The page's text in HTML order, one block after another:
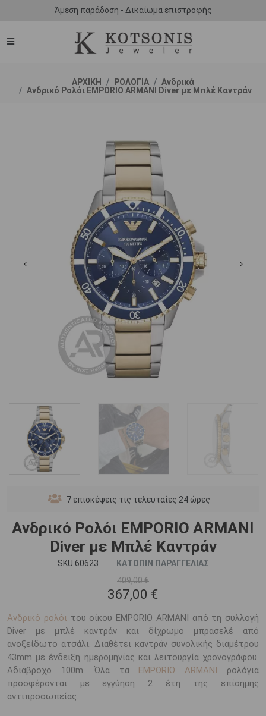
Άμεση παράδοση - Δικαίωμα επιστροφής
ΑΡΧΙΚΗ ΡΟΛΟΓΙΑ
Ανδρικά
Ανδρικό Ρολόι EMPORIO ARΜΑΝΙ Diver με Μπλέ Καντράν
7 επισκέψεις τις τελευταίες 24 ώρες
Ανδρικό Ρολόι EMPORIO ARΜΑΝΙ
Diver με Μπλέ Καντράν
SKU 60623
ΚΑΤΟΠΙΝ ΠΑΡΑΓΓΕΛΙΑΣ
409,00 €
367,00 €
Ανδρικό ρολόιτου οίκου EMPORIO ARΜΑΝΙ από τη συλλογή
Diver με μπλέ καντράν και δίχρωμο μπρασελέ από
ανοξείδωτο ατσάλι. Διαθέτει καντράν συνολικής διαμέτρου
43mm με ένδειξη ημερομηνίας και λειτουργία χρονογράφου.
Αδιάβροχο 100m. Όλα τα EMPORIO ARMANI ρολόγια
προσφέρονται με εγγύηση 2 έτη της επίσημης
αντιπροσωπείας.